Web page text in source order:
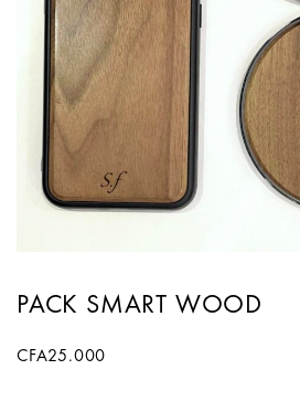
PACK SMART WOOD
CFA25.000